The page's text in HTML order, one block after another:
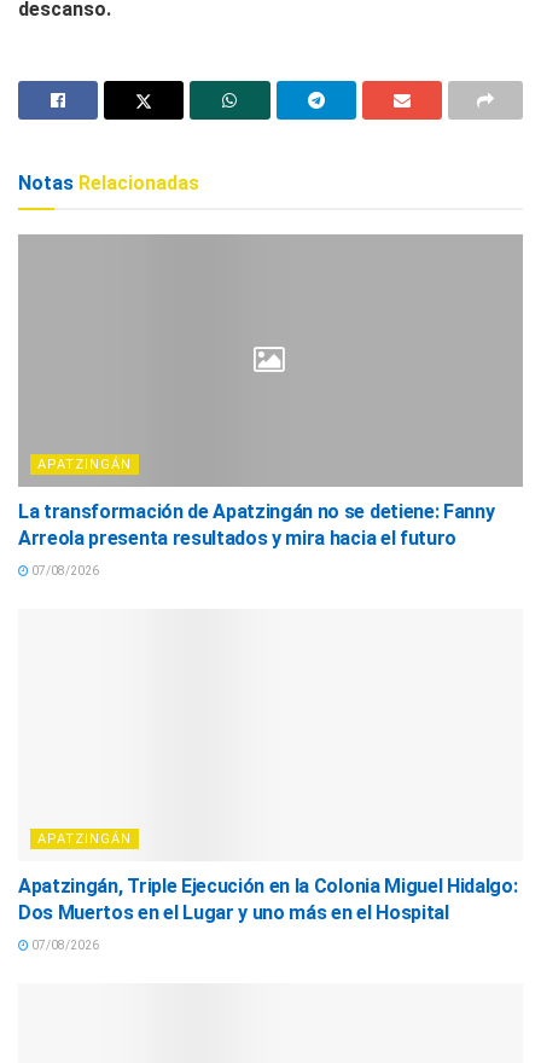
descanso.
Notas Relacionadas
APATZINGÁN
La transformación de Apatzingán no se detiene: Fanny
Arreola presenta resultados y mira hacia el futuro
07/08/2026
APATZINGÁN
Apatzingán, Triple Ejecución en la Colonia Miguel Hidalgo:
Dos Muertos en el Lugar y uno más en el Hospital
07/08/2026